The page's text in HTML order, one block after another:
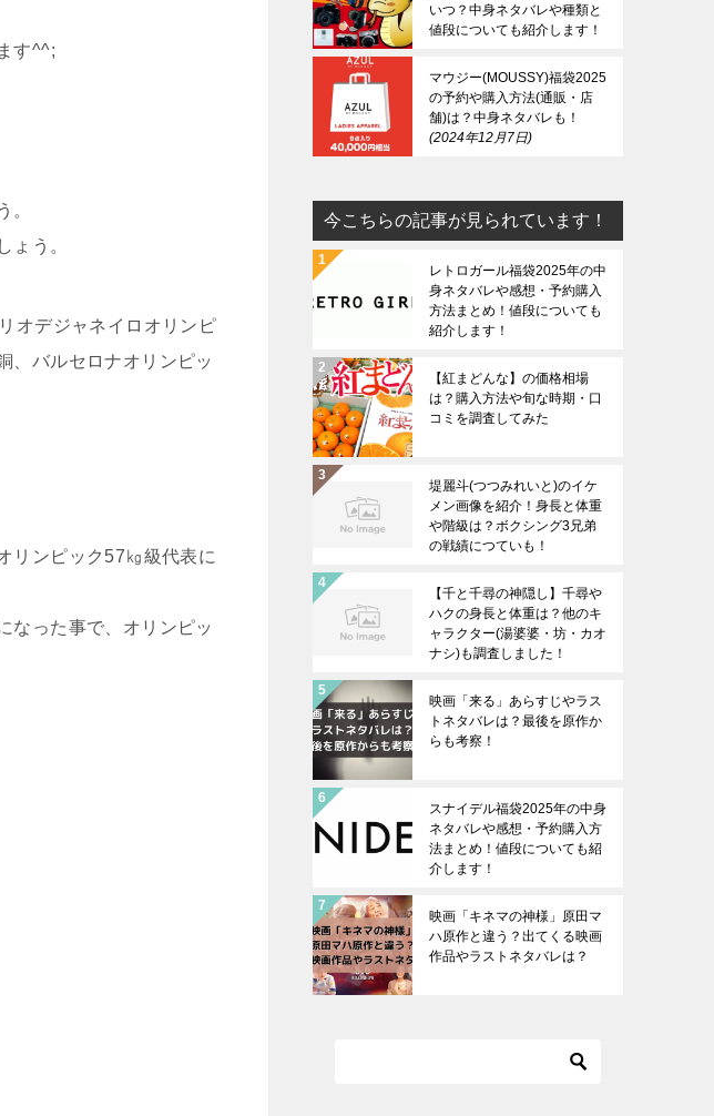
す^^;
。
ょう。
オデジャネイロオリンピ
、バルセロナオリンピッ
リンピック57㎏級代表に
なった事で、オリンピッ
いつ？中身ネタバレや種類と
値段についても紹介します！
マウジー(MOUSSY)福袋2025
の予約や購入方法(通販・店
舗)は？中身ネタバレも！
2024年12月7日
今こちらの記事が見られています！
レトロガール福袋2025年の中
身ネタバレや感想・予約購入
方法まとめ！値段についても
紹介します！
【紅まどんな】の価格相場
は？購入方法や旬な時期・口
コミを調査してみた
堤麗斗(つつみれいと)のイケ
メン画像を紹介！身長と体重
や階級は？ボクシング3兄弟
の戦績につていも！
【千と千尋の神隠し】千尋や
ハクの身長と体重は？他のキ
ャラクター(湯婆婆・坊・カオ
ナシ)も調査しました！
映画「来る」あらすじやラス
トネタバレは？最後を原作か
らも考察！
スナイデル福袋2025年の中身
ネタバレや感想・予約購入方
法まとめ！値段についても紹
介します！
映画「キネマの神様」原田マ
ハ原作と違う？出てくる映画
作品やラストネタバレは？